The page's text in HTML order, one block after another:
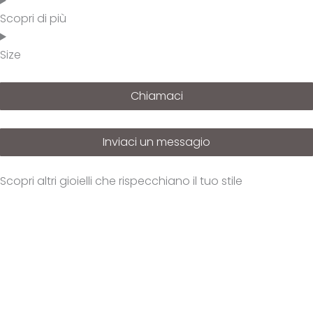
Scopri di più
Size
Chiamaci
Inviaci un messagio
Scopri altri gioielli che rispecchiano il tuo stile